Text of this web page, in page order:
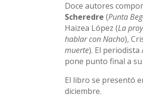
Doce autores
Scheredre (Punta
Haizea López (La
hablar con Nacho),
muerte). El
pone punto final a
El libro se presentó
diciembre.